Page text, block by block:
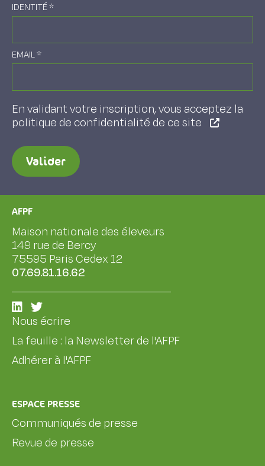
IDENTITÉ*
EMAIL*
En validant votre inscription, vous acceptez la
politique de confidentialité de ce site
Valider
AFPF
Maison nationale des éleveurs
149 rue de Bercy
75595 Paris Cedex 12
07.69.81.16.62
Nous écrire
La feuille : la Newsletter de l'AFPF
Adhérer à l'AFPF
ESPACE PRESSE
Communiqués de presse
Revue de presse